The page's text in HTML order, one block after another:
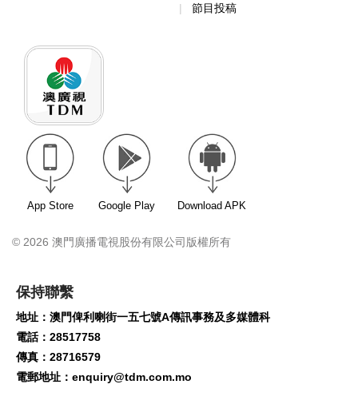
節目投稿
App Store Google Play Download APK
© 2026 澳門廣播電視股份有限公司版權所有
保持聯繫
地址：澳門俾利喇街一五七號A傳訊事務及多媒體科
電話：28517758
傳真：28716579
電郵地址： enquiry@tdm.com.mo